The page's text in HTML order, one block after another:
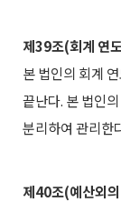
제39조(회계 연
본 법인의 회계
끝난다. 본 법인
분리하여 관리한
제40조(예산외